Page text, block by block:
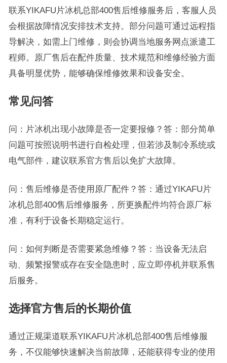
联系YIKAFU片冰机总部400售后维修服务后，客服人员
会根据故障情况安排技术支持。部分问题可通过远程指
导解决，如需上门维修，则会协调当地服务网点派遣工
程师。原厂售后在配件质量、技术规范和维修经验方面
具备明显优势，能够确保维修效果和设备安全。
常见问答
问：片冰机出现小故障是否一定要报修？答：部分简单
问题可按照说明书进行自检处理，但若涉及制冷系统或
电气部件，建议联系官方售后以免扩大故障。
问：售后维修是否使用原厂配件？答：通过YIKAFU片
冰机总部400售后维修服务，所更换配件均符合原厂标
准，有利于设备长期稳定运行。
问：如何判断是否需要紧急维修？答：当设备无法启
动、频繁报警或存在安全隐患时，应立即停机并联系售
后服务。
选择官方售后的长期价值
通过正规渠道联系YIKAFU片冰机总部400售后维修服
务，不仅能够快速解决当前故障，还能获得专业的使用